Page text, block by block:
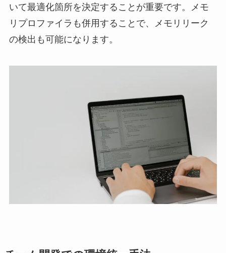
いて最適化箇所を決定することが重要です。メモ
リプロファイラも併用することで、メモリリーク
の検出も可能になります。